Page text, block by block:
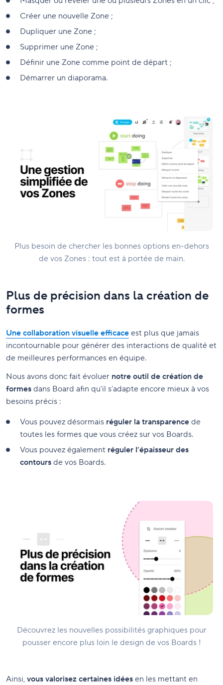
Créer une nouvelle Zone ;
Dupliquer une Zone ;
Supprimer une Zone ;
Définir une Zone comme point de départ ;
Démarrer un diaporama.
Plus besoin de chercher les bonnes options en-dehors
de vos Zones : tout est à portée de main.
Plus de précision dans la création de
formes
Une collaboration visuelle efficace est plus que jamais
incontournable pour générer des interactions de qualité et
de meilleures performances en équipe.
Nous avons donc fait évoluer notre outil de création de
formes dans Board afin qu’il s’adapte encore mieux à vos
besoins précis :
Vous pouvez désormais réguler la transparence de
toutes les formes que vous créez sur vos Boards.
Vous pouvez également réguler l’épaisseur des
contours de vos Boards.
Découvrez les nouvelles possibilités graphiques pour
pousser encore plus loin le design de vos Boards !
Ainsi, vous valorisez certaines idées en les mettant en